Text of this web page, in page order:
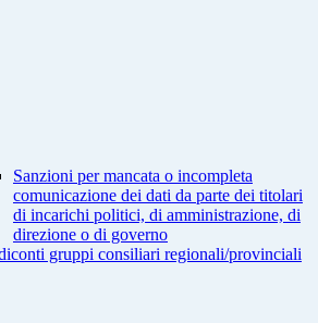
Sanzioni per mancata o incompleta
comunicazione dei dati da parte dei titolari
di incarichi politici, di amministrazione, di
direzione o di governo
gruppi consiliari regionali/provinciali